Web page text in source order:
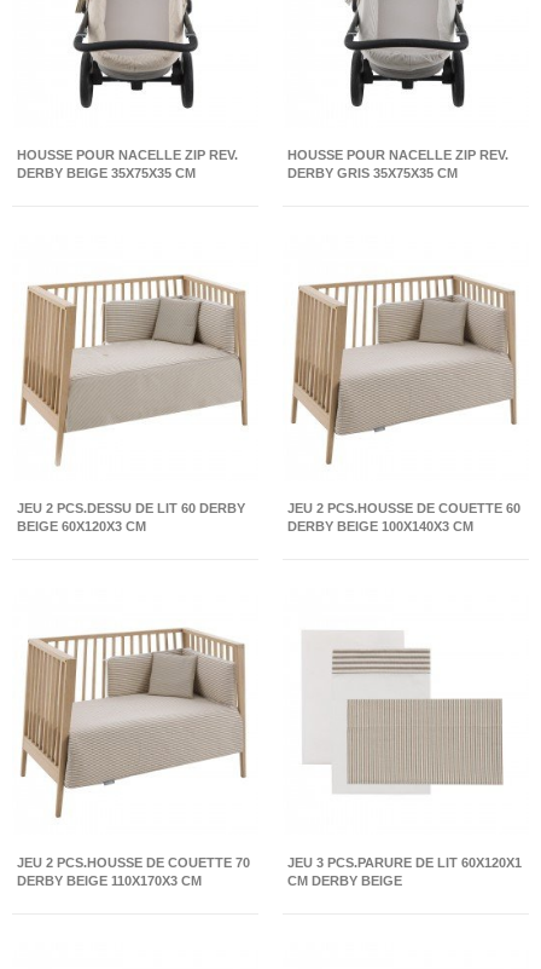
HOUSSE POUR NACELLE ZIP REV.
DERBY BEIGE 35X75X35 CM
HOUSSE POUR NACELLE ZIP REV.
DERBY GRIS 35X75X35 CM
JEU 2 PCS.DESSU DE LIT 60 DERBY
BEIGE 60X120X3 CM
JEU 2 PCS.HOUSSE DE COUETTE 60
DERBY BEIGE 100X140X3 CM
JEU 2 PCS.HOUSSE DE COUETTE 70
DERBY BEIGE 110X170X3 CM
JEU 3 PCS.PARURE DE LIT 60X120X1
CM DERBY BEIGE